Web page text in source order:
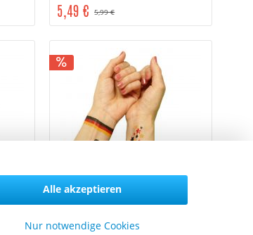
5,99 €
5,49 €
Tattoo, Fußball
Nur notwendige Cookies
Alle akzeptieren